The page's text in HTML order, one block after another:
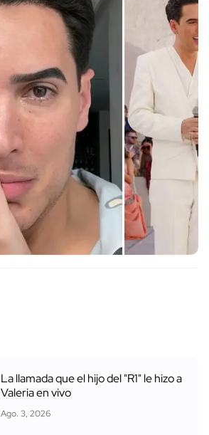
La llamada que el hijo del "R1" le hizo a
Valeria en vivo
Ago. 3, 2026